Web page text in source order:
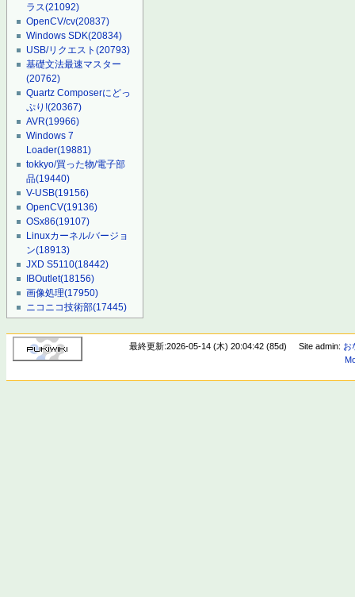
ラス(21092)
OpenCV/cv(20837)
Windows SDK(20834)
USB/リクエスト(20793)
基礎文法最速マスター
(20762)
Quartz Composerにどっ
ぷり!(20367)
AVR(19966)
Windows 7
Loader(19881)
tokkyo/買った物/電子部
品(19440)
V-USB(19156)
OpenCV(19136)
OSx86(19107)
Linuxカーネル/バージョ
ン(18913)
JXD S5110(18442)
IBOutlet(18156)
画像処理(17950)
ニコニコ技術部(17445)
最終更新:2026-05-14 (木) 20:04:42 (85d) Site admin: お